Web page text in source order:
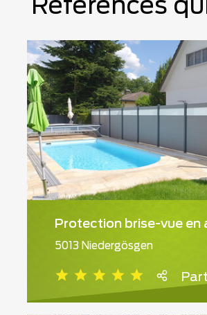
Références
Protection brise-vue en
5013 Niedergösgen